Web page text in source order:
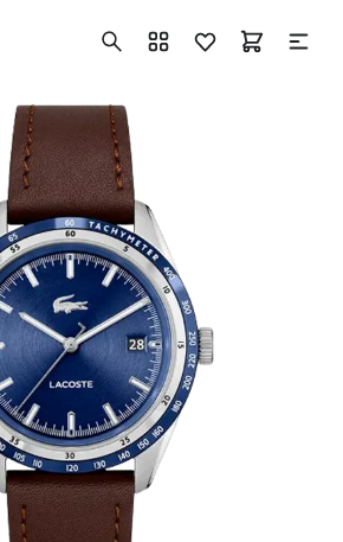
+7 ( 705 ) 181-42-50
info@vetervremeni.kz
Авторизация
Каталог
Мужские часы
Женские часы